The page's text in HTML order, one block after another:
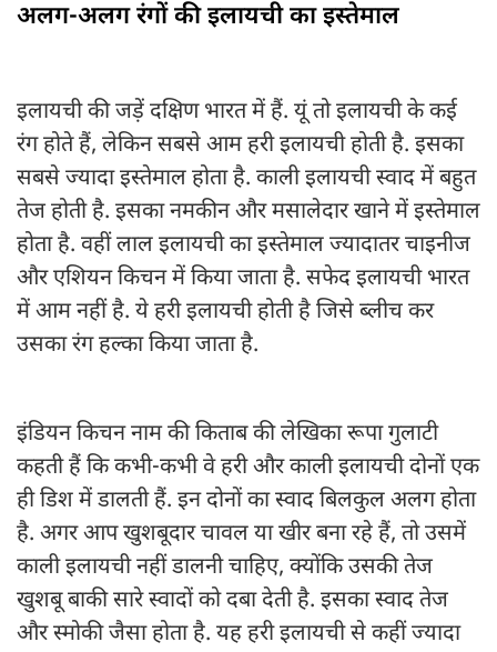
अलग-अलग रंगों की इलायची का इस्तेमाल
इलायची की जड़ें दक्षिण भारत में हैं. यूं तो इलायची के कई
रंग होते हैं, लेकिन सबसे आम हरी इलायची होती है. इसका
सबसे ज्यादा इस्तेमाल होता है. काली इलायची स्वाद में बहुत
तेज होती है. इसका नमकीन और मसालेदार खाने में इस्तेमाल
होता है. वहीं लाल इलायची का इस्तेमाल ज्यादातर चाइनीज
और एशियन किचन में किया जाता है. सफेद इलायची भारत
में आम नहीं है. ये हरी इलायची होती है जिसे ब्लीच कर
उसका रंग हल्का किया जाता है.
इंडियन किचन नाम की किताब की लेखिका रूपा गुलाटी
कहती हैं कि कभी-कभी वे हरी और काली इलायची दोनों एक
ही डिश में डालती हैं. इन दोनों का स्वाद बिलकुल अलग होता
है. अगर आप खुशबूदार चावल या खीर बना रहे हैं, तो उसमें
काली इलायची नहीं डालनी चाहिए, क्योंकि उसकी तेज
खुशबू बाकी सारे स्वादों को दबा देती है. इसका स्वाद तेज
और स्मोकी जैसा होता है. यह हरी इलायची से कहीं ज्यादा